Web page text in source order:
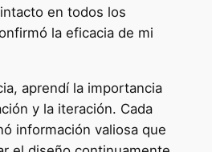
en todos los
la eficacia de mi
aprendí la importancia
y la iteración. Cada
información valiosa que